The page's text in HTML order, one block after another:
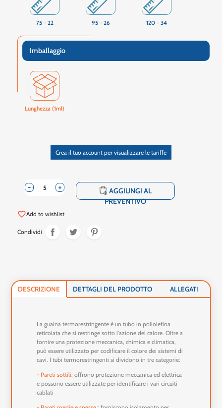
75 - 22 95 - 26 120 - 34
Imballaggio
Lunghezza (1ml)
Crea il tuo account per visualizzare le tariffe
+
- shopping_cart AGGIUNGI AL
PREVENTIVO
favorite_borderAdd to wishlist
Condividi
DESCRIZIONE DETTAGLI DEL PRODOTTO ALLEGATI
La guaina termorestringente è un tubo in poliolefina
reticolata che si restringe sotto l'azione del calore. Oltre a
fornire una protezione meccanica, chimica e climatica,
può essere utilizzato per codificare il colore dei sistemi di
cavi. I tubi termorestringenti si dividono in tre categorie:
- Pareti sottili: offrono protezione meccanica ed elettrica
e possono essere utilizzate per identificare i vari circuiti
cablati